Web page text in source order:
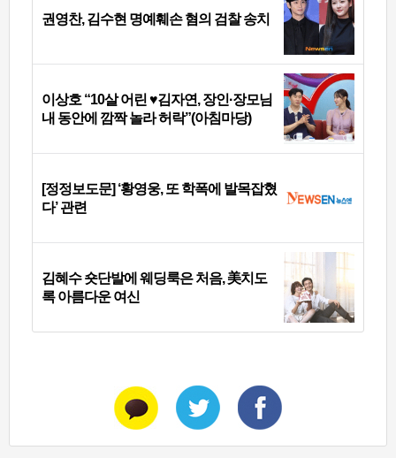
권영찬, 김수현 명예훼손 혐의 검찰 송치
이상호 “10살 어린 ♥김자연, 장인·장모님
내 동안에 깜짝 놀라 허락”(아침마당)
[정정보도문] ‘황영웅, 또 학폭에 발목잡혔
다’ 관련
김혜수 숏단발에 웨딩룩은 처음, 美치도
록 아름다운 여신